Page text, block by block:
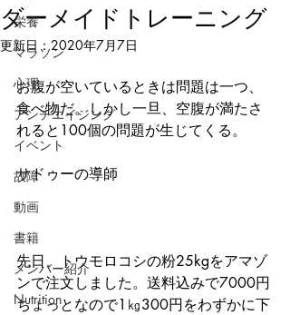
栄養
マラソン
心理
アンチエイジング
イベント
故障
動画
書籍
メンバー紹介
Nutrition
ダーメイドトレーニング
更新日：2020年7月7日
お腹が空いているときは問題は一つ、
食べ物だ。しかし一旦、空腹が満たさ
れると100個の問題が生じてくる。
サドゥーの導師
先日、トウモロコシの粉25kgをアマゾ
ンで注文しました。送料込みで7000円
ちょっとなので1㎏300円をわずかに下